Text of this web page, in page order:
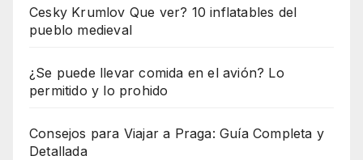
Cesky Krumlov Que ver? 10 inflatables del
pueblo medieval
¿Se puede llevar comida en el avión? Lo
permitido y lo prohido
Consejos para Viajar a Praga: Guía Completa y
Detallada